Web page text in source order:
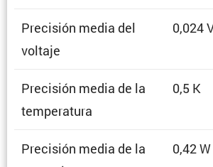
Preci­sión media del
voltaje
0,024
Preci­sión media de la
temperatura
0,5 K
Preci­sión media de la
0,42 W